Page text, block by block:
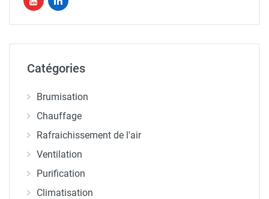
Catégories
Brumisation
Chauffage
Rafraichissement de l'air
Ventilation
Purification
Climatisation